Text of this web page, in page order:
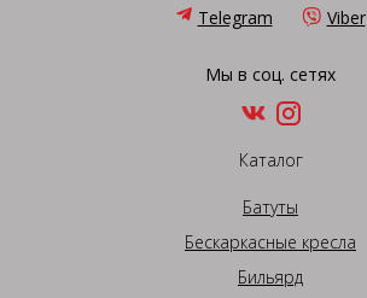
Telegram Viber
Мы в соц. сетях
Каталог
Батуты
Бескаркасные кресла
Бильярд